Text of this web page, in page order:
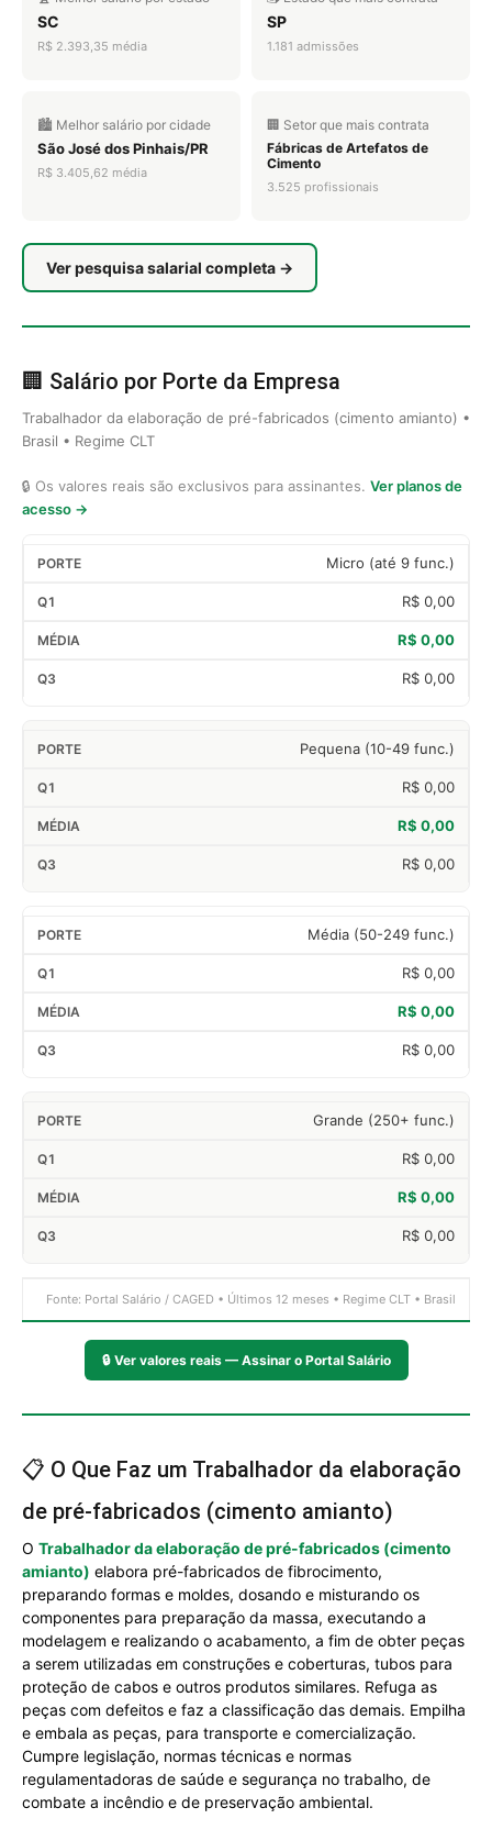
SC
R$ 2.393,35 média
SP
1.181 admissões
🏙️ Melhor salário por cidade
São José dos Pinhais/PR
R$ 3.405,62 média
🏢 Setor que mais contrata
Fábricas de Artefatos de
Cimento
3.525 profissionais
Ver pesquisa salarial completa →
🏢 Salário por Porte da Empresa
Trabalhador da elaboração de pré-fabricados (cimento amianto) •
Brasil • Regime CLT
🔒 Os valores reais são exclusivos para assinantes. Ver planos de
acesso →
Micro (até 9 func.)
R$ 0,00
R$ 0,00
R$ 0,00
Pequena (10-49 func.)
R$ 0,00
R$ 0,00
R$ 0,00
Média (50-249 func.)
R$ 0,00
R$ 0,00
R$ 0,00
Grande (250+ func.)
R$ 0,00
R$ 0,00
R$ 0,00
Fonte: Portal Salário / CAGED • Últimos 12 meses • Regime CLT • Brasil
🔒 Ver valores reais — Assinar o Portal Salário
📋 O Que Faz um Trabalhador da elaboração
de pré-fabricados (cimento amianto)
O Trabalhador da elaboração de pré-fabricados (cimento
amianto) elabora pré-fabricados de fibrocimento,
preparando formas e moldes, dosando e misturando os
componentes para preparação da massa, executando a
modelagem e realizando o acabamento, a fim de obter peças
a serem utilizadas em construções e coberturas, tubos para
proteção de cabos e outros produtos similares. Refuga as
peças com defeitos e faz a classificação das demais. Empilha
e embala as peças, para transporte e comercialização.
Cumpre legislação, normas técnicas e normas
regulamentadoras de saúde e segurança no trabalho, de
combate a incêndio e de preservação ambiental.